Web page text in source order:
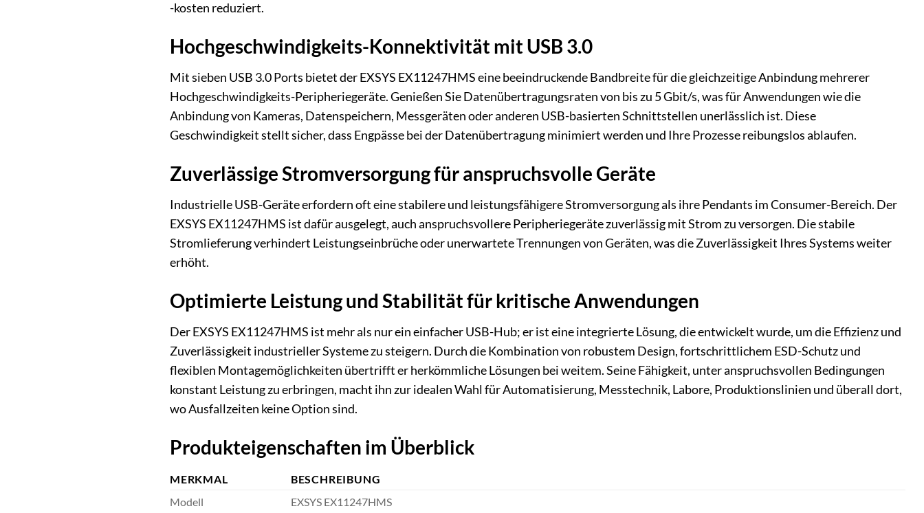
-kosten reduziert.
Hochgeschwindigkeits-Konnektivität mit USB 3.0
Mit sieben USB 3.0 Ports bietet der EXSYS EX11247HMS eine beeindruckende Bandbreite für die gleichzeitige Anbindung mehrerer
Hochgeschwindigkeits-Peripheriegeräte. Genießen Sie Datenübertragungsraten von bis zu 5 Gbit/s, was für Anwendungen wie die
Anbindung von Kameras, Datenspeichern, Messgeräten oder anderen USB-basierten Schnittstellen unerlässlich ist. Diese
Geschwindigkeit stellt sicher, dass Engpässe bei der Datenübertragung minimiert werden und Ihre Prozesse reibungslos ablaufen.
Zuverlässige Stromversorgung für anspruchsvolle Geräte
Industrielle USB-Geräte erfordern oft eine stabilere und leistungsfähigere Stromversorgung als ihre Pendants im Consumer-Bereich. Der
EXSYS EX11247HMS ist dafür ausgelegt, auch anspruchsvollere Peripheriegeräte zuverlässig mit Strom zu versorgen. Die stabile
Stromlieferung verhindert Leistungseinbrüche oder unerwartete Trennungen von Geräten, was die Zuverlässigkeit Ihres Systems weiter
erhöht.
Optimierte Leistung und Stabilität für kritische Anwendungen
Der EXSYS EX11247HMS ist mehr als nur ein einfacher USB-Hub; er ist eine integrierte Lösung, die entwickelt wurde, um die Effizienz und
Zuverlässigkeit industrieller Systeme zu steigern. Durch die Kombination von robustem Design, fortschrittlichem ESD-Schutz und
flexiblen Montagemöglichkeiten übertrifft er herkömmliche Lösungen bei weitem. Seine Fähigkeit, unter anspruchsvollen Bedingungen
konstant Leistung zu erbringen, macht ihn zur idealen Wahl für Automatisierung, Messtechnik, Labore, Produktionslinien und überall dort,
wo Ausfallzeiten keine Option sind.
Produkteigenschaften im Überblick
MERKMAL
BESCHREIBUNG
Modell
EXSYS EX11247HMS